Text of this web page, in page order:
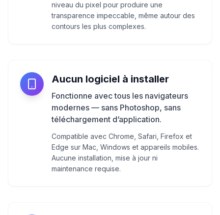
niveau du pixel pour produire une
transparence impeccable, même autour des
contours les plus complexes.
Aucun logiciel à installer
Fonctionne avec tous les navigateurs
modernes — sans Photoshop, sans
téléchargement d’application.
Compatible avec Chrome, Safari, Firefox et
Edge sur Mac, Windows et appareils mobiles.
Aucune installation, mise à jour ni
maintenance requise.